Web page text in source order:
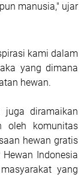
manusia," ujar
kami dalam
yang dimana
hewan.
juga diramaikan
oleh komunitas
hewan gratis
Indonesia
yang